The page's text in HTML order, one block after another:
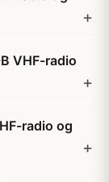
VHF-radio
radio og